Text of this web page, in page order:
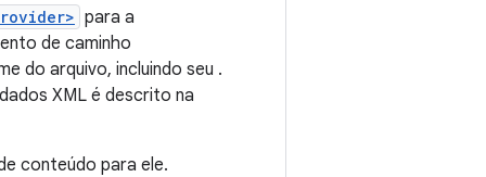
para a
de caminho
do arquivo, incluindo seu .
XML é descrito na
conteúdo para ele.